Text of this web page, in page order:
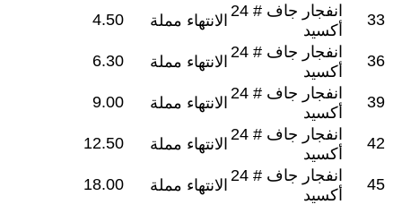
33
انفجار جاف # 24
أكسيد
الانتهاء مملة 4.50
36
انفجار جاف # 24
أكسيد
الانتهاء مملة 6.30
39
انفجار جاف # 24
أكسيد
الانتهاء مملة 9.00
42
انفجار جاف # 24
أكسيد
الانتهاء مملة 12.50
45
انفجار جاف # 24
أكسيد
الانتهاء مملة 18.00